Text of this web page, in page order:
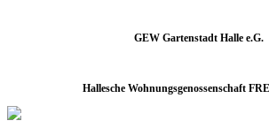
GEW Gartenstadt Halle e.G.
Hallesche Wohnungsgenossenschaft